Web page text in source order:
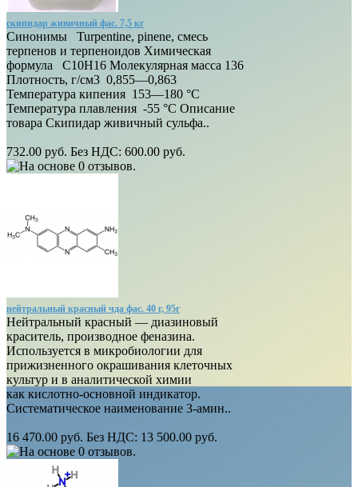
скипидар живичный фас. 7,5 кг
Синонимы Turpentine, pinene, смесь
терпенов и терпеноидов Химическая
формула C10H16 Молекулярная масса 136
Плотность, г/см3 0,855—0,863
Температура кипения 153—180 °C
Температура плавления -55 °C Описание
товара Скипидар живичный сульфа..
732.00 руб. Без НДС: 600.00 руб.
нейтральный красный чда фас. 40 г, 95г
Нейтральный красный — диазиновый
краситель, производное феназина.
Используется в микробиологии для
прижизненного окрашивания клеточных
культур и в аналитической химии
как кислотно-основной индикатор.
Систематическое наименование 3-амин..
16 470.00 руб. Без НДС: 13 500.00 руб.